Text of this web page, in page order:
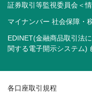
証券取引等監視委員会＜
マイナンバー 社会保障・
EDINET(金融商品取引法
関する電子開示システム)
各口座取引規程